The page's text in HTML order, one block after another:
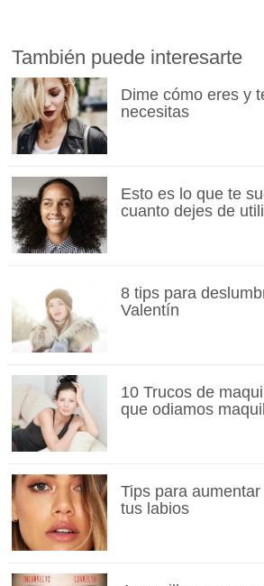
También puede interesarte
Dime cómo eres y
necesitas
Esto es lo que te
cuanto dejes de
8 tips para
Valentín
10 Trucos de
que odiamos
Tips para
tus labios